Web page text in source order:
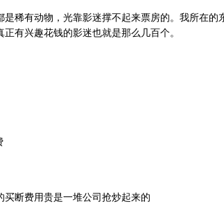
稀有动物，光靠影迷撑不起来票房的。我所在
有兴趣花钱的影迷也就是那么几百个。
断费用贵是一堆公司抢炒起来的